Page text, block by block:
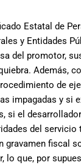
Estatal de
y Entidades
del promotor,
Además,
de
impagadas y si
si el
del servicio
gravamen fiscal
lo que, por